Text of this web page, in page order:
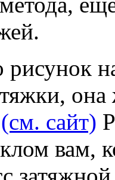
рисунок
она
(см. сайт)
вам,